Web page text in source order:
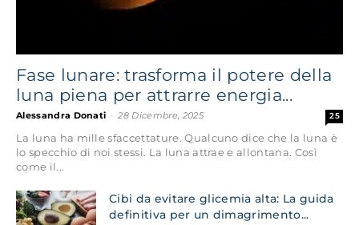
Fase lunare: trasforma il potere della
luna piena per attrarre energia...
Alessandra Donati 28 Dicembre, 2025 25
La luna ha mille sfaccettature. Qualcuno dice che la luna è
lo specchio di noi stessi. La luna attrae e allontana. Così
come il...
Cibi da evitare glicemia alta: La guida
definitiva per un dimagrimento...